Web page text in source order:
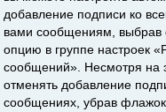
добавление подписи ко
вами сообщениям, выбрав
опцию в группе настроек
сообщений». Несмотря на
отменять добавление
сообщениях, убрав